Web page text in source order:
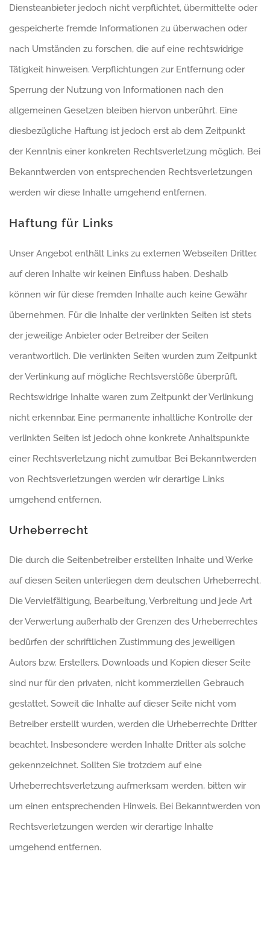
Diensteanbieter jedoch nicht verpflichtet, übermittelte oder
gespeicherte fremde Informationen zu überwachen oder
nach Umständen zu forschen, die auf eine rechtswidrige
Tätigkeit hinweisen. Verpflichtungen zur Entfernung oder
Sperrung der Nutzung von Informationen nach den
allgemeinen Gesetzen bleiben hiervon unberührt. Eine
diesbezügliche Haftung ist jedoch erst ab dem Zeitpunkt
der Kenntnis einer konkreten Rechtsverletzung möglich. Bei
Bekanntwerden von entsprechenden Rechtsverletzungen
werden wir diese Inhalte umgehend entfernen.
Haftung für Links
Unser Angebot enthält Links zu externen Webseiten Dritter,
auf deren Inhalte wir keinen Einfluss haben. Deshalb
können wir für diese fremden Inhalte auch keine Gewähr
übernehmen. Für die Inhalte der verlinkten Seiten ist stets
der jeweilige Anbieter oder Betreiber der Seiten
verantwortlich. Die verlinkten Seiten wurden zum Zeitpunkt
der Verlinkung auf mögliche Rechtsverstöße überprüft.
Rechtswidrige Inhalte waren zum Zeitpunkt der Verlinkung
nicht erkennbar. Eine permanente inhaltliche Kontrolle der
verlinkten Seiten ist jedoch ohne konkrete Anhaltspunkte
einer Rechtsverletzung nicht zumutbar. Bei Bekanntwerden
von Rechtsverletzungen werden wir derartige Links
umgehend entfernen.
Urheberrecht
Die durch die Seitenbetreiber erstellten Inhalte und Werke
auf diesen Seiten unterliegen dem deutschen Urheberrecht.
Die Vervielfältigung, Bearbeitung, Verbreitung und jede Art
der Verwertung außerhalb der Grenzen des Urheberrechtes
bedürfen der schriftlichen Zustimmung des jeweiligen
Autors bzw. Erstellers. Downloads und Kopien dieser Seite
sind nur für den privaten, nicht kommerziellen Gebrauch
gestattet. Soweit die Inhalte auf dieser Seite nicht vom
Betreiber erstellt wurden, werden die Urheberrechte Dritter
beachtet. Insbesondere werden Inhalte Dritter als solche
gekennzeichnet. Sollten Sie trotzdem auf eine
Urheberrechtsverletzung aufmerksam werden, bitten wir
um einen entsprechenden Hinweis. Bei Bekanntwerden von
Rechtsverletzungen werden wir derartige Inhalte
umgehend entfernen.